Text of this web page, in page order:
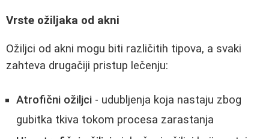
Vrste ožiljaka od akni
Ožiljci od akni mogu biti različitih tipova, a svaki
zahteva drugačiji pristup lečenju:
Atrofični ožiljci - udubljenja koja nastaju zbog
gubitka tkiva tokom procesa zarastanja